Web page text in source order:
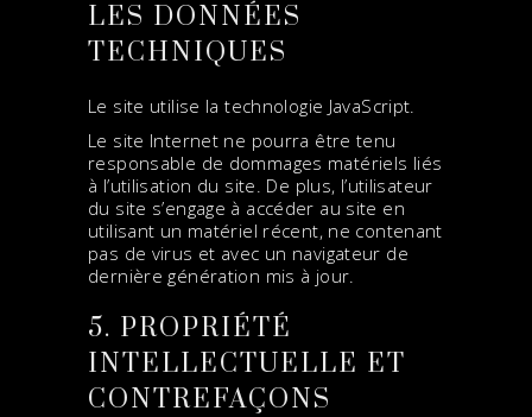
LES DONNÉES
TECHNIQUES
Le site utilise la technologie JavaScript.
Le site Internet ne pourra être tenu
responsable de dommages matériels liés
à l’utilisation du site. De plus, l’utilisateur
du site s’engage à accéder au site en
utilisant un matériel récent, ne contenant
pas de virus et avec un navigateur de
dernière génération mis à jour.
5. PROPRIÉTÉ
INTELLECTUELLE ET
CONTREFAÇONS